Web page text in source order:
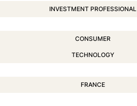
INVESTMENT PROFESSIONAL
CONSUMER
TECHNOLOGY
FRANCE